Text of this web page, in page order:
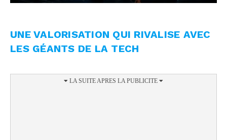
UNE VALORISATION QUI RIVALISE AVEC
LES GÉANTS DE LA TECH